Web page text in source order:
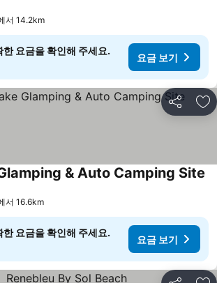
서 14.2km
요금을 확인해 주세요.
요금 보기
공유 즐
& Auto Camping Site
서 16.6km
요금을 확인해 주세요.
요금 보기